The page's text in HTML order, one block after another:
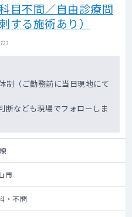
目不問／自由診療問
する施術あり）
制（ご勤務前に当日現地にて
なども現場でフォローしま
市
・不問